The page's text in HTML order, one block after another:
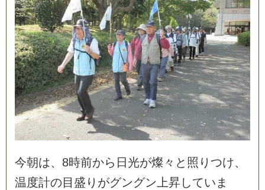
今朝は、 8時前から 日 光が燦 々 と 照 り つけ、
温度計の 目 盛 り がグングン 上昇してい ま